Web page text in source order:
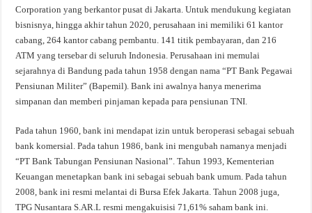
Corporation yang berkantor pusat di Jakarta. Untuk mendukung kegiatan
bisnisnya, hingga akhir tahun 2020, perusahaan ini memiliki 61 kantor
cabang, 264 kantor cabang pembantu. 141 titik pembayaran, dan 216
ATM yang tersebar di seluruh Indonesia. Perusahaan ini memulai
sejarahnya di Bandung pada tahun 1958 dengan nama “PT Bank Pegawai
Pensiunan Militer” (Bapemil). Bank ini awalnya hanya menerima
simpanan dan memberi pinjaman kepada para pensiunan TNI.
Pada tahun 1960, bank ini mendapat izin untuk beroperasi sebagai sebuah
bank komersial. Pada tahun 1986, bank ini mengubah namanya menjadi
“PT Bank Tabungan Pensiunan Nasional”. Tahun 1993, Kementerian
Keuangan menetapkan bank ini sebagai sebuah bank umum. Pada tahun
2008, bank ini resmi melantai di Bursa Efek Jakarta. Tahun 2008 juga,
TPG Nusantara S.AR.L resmi mengakuisisi 71,61% saham bank ini.